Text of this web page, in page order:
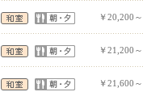
￥20,200～
￥21,200～
￥21,600～